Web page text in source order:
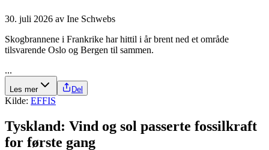
30. juli 2026 av Ine Schwebs
Skogbrannene i Frankrike har hittil i år brent ned et område
tilsvarende Oslo og Bergen til sammen.
...
Les mer Del
Kilde: EFFIS
Tyskland: Vind og sol passerte fossilkraft
for første gang